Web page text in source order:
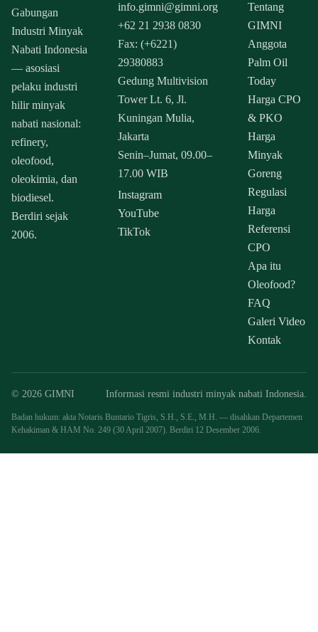
Gabungan
Industri Minyak
Nabati Indonesia
— asosiasi
pelaku industri
hilir minyak
nabati nasional:
refinery,
oleofood,
oleokimia, dan
biodiesel.
Berdiri sejak
2006.
info.gimni@gimni.org
+62 21 2938 0830
Fax: (+6221)
29380883
Gedung Multivision
Tower Lt. 6, Jl.
Kuningan Mulia,
Jakarta
Senin–Jumat, 09.00–
17.00 WIB
Instagram
YouTube
TikTok
Tentang
GIMNI
Anggota
Palm Oil
Today
Harga CPO
& PKO
Harga
Minyak
Goreng
Regulasi
Harga
Referensi
CPO
Apa itu
Oleofood?
FAQ
Galeri Video
Kontak
© 2026 GIMNI Informasi resmi industri minyak nabati Indonesia.
Badan hukum: akta Notaris Buntario Tigris, S.H., S.E., M.H. — disahkan Departemen
Kehakiman & HAM No. 249 (30 April 2007). Berdiri 12 Desember 2006.